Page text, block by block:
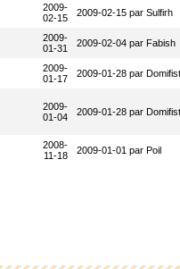
2009-
02-15
2009-02-15 par Sulfirh
2009-
01-31
2009-02-04 par Fabish
2009-
01-17
2009-01-28 par Domifist
2009-
01-04
2009-01-28 par Domifist
2008-
11-18
2009-01-01 par Poil